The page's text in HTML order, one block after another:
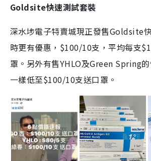
Goldsite快速測試套裝
深水埗電子特賣城現正發售Goldsite
時更有優惠，$100/10支，平均每支
罩。另外有售YHLO及Green Spring的
一樣低至$100/10支送口罩。